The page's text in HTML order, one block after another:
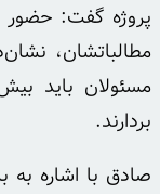
پروژه گفت: حضور
مطالباتشان،
مسئولان باید
بردارند.
صادق با اشاره